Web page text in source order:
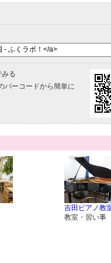
みる
バーコードから簡単に
吉田ピアノ教
教室・習い事